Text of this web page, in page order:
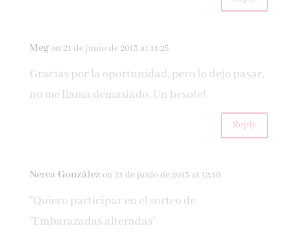
Megon 21 de junio de 2013 at 11:25
Gracias por la oportunidad, pero lo dejo pasar,
no me llama demasiado. Un besote!
Reply
Nerea González on 21 de junio de 2013 at 12:10
"Quiero participar en el sorteo de
"Embarazadas alteradas"